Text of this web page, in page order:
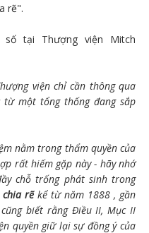
rẽ".
tại Thượng viện Mitch
viện chỉ cần thông qua
một tổng thống đang sắp
nằm trong thẩm quyền của
rất hiếm gặp này - hãy nhớ
chỗ trống phát sinh trong
rẽ kể từ năm 1888 , gần
biết rằng Điều II, Mục II
quyền giữ lại sự đồng ý của